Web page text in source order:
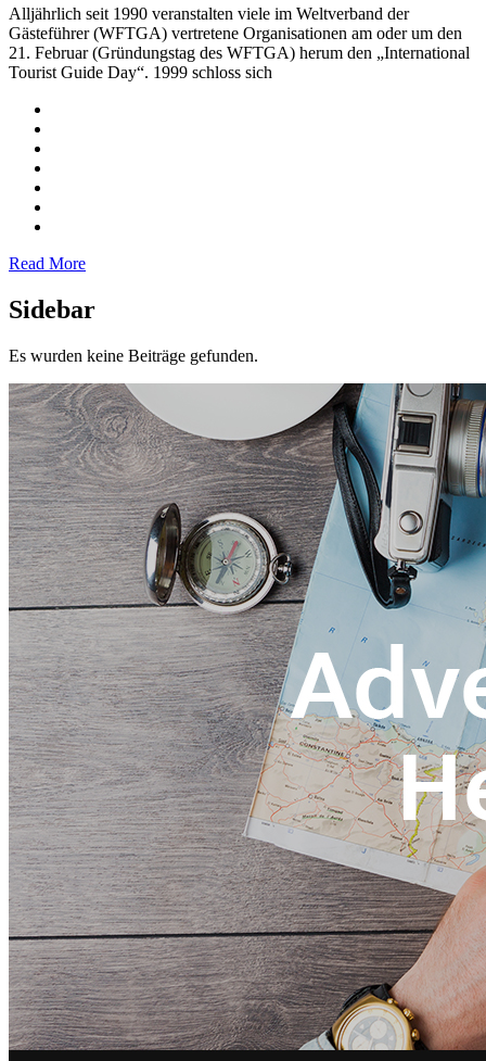
Alljährlich seit 1990 veranstalten viele im Weltverband der
Gästeführer (WFTGA) vertretene Organisationen am oder um den
21. Februar (Gründungstag des WFTGA) herum den „International
Tourist Guide Day“. 1999 schloss sich
Read More
Sidebar
Es wurden keine Beiträge gefunden.